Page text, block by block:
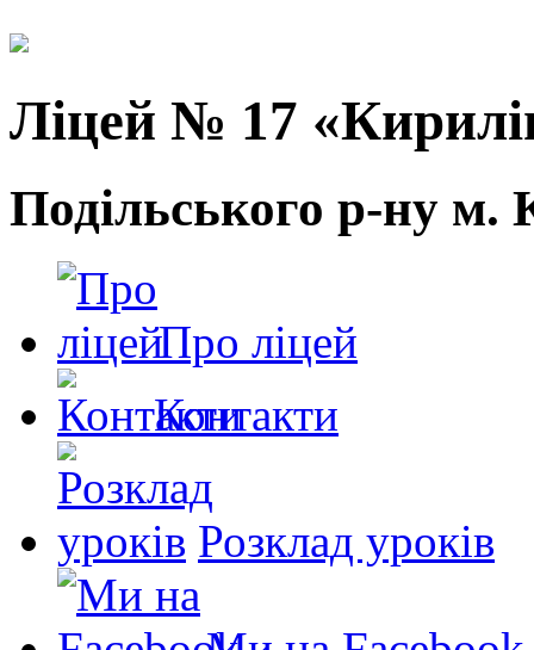
Ліцей № 17
Подільського р-ну м.
Про ліцей
Контакти
Розклад уроків